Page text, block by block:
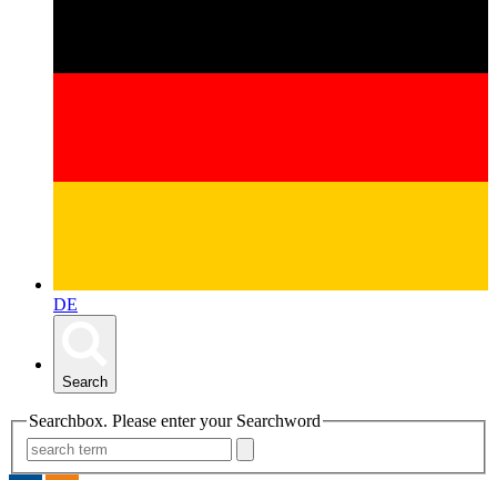
DE
Search
Searchbox. Please enter your Searchword